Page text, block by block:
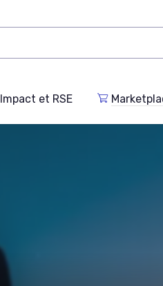
Impact et RSE